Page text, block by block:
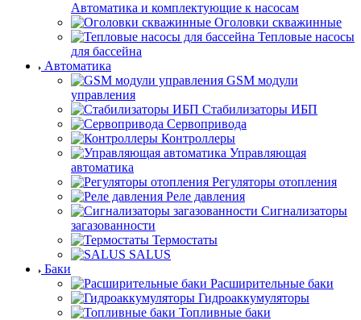
Автоматика и комплектующие к насосам
Оголовки скважинные
Тепловые насосы
для бассейна
Автоматика
GSM модули
управления
Стабилизаторы ИБП
Сервопривода
Контроллеры
Управляющая
автоматика
Регуляторы отопления
Реле давления
Сигнализаторы
загазованности
Термостаты
SALUS
Баки
Расширительные баки
Гидроаккумуляторы
Топливные баки